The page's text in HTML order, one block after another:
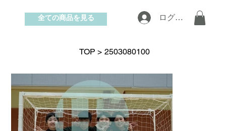
お問い合わせ
ログイン
全ての商品を見る
TOP > 2503080100